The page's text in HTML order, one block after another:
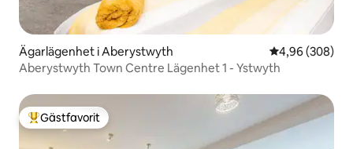
Ägarlägenhet i Aberystwyth 4,96 av 5 i
4,96 (308)
Aberystwyth Town Centre Lägenhet 1 - Ystwyth
Populär gästfavorit
Gästfavorit